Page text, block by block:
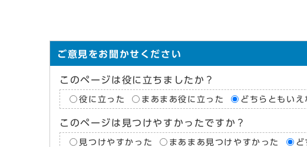
ご意見をお聞かせください
このページは役に立ちましたか？
役に立った まあまあ役に立った どちらともいえ
このページは見つけやすかったですか？
見つけやすかった まあまあ見つけやすかった ど